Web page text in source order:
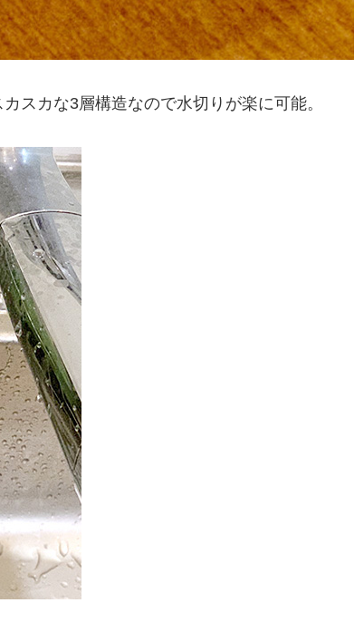
スカな3層構造なので水切りが楽に可能。